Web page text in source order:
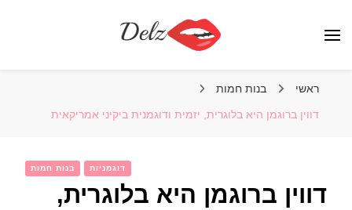
ראשי בנות חמות
דווין ברוגמן היא בלוגרית, יזמית ודוגמנית ביקיני אמריקאית
בנות חמות דוגמניות
דווין ברוגמן היא בלוגרית,